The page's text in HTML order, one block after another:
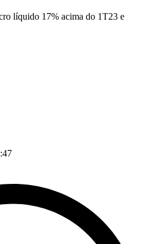
líquido 17% acima do 1T23 e